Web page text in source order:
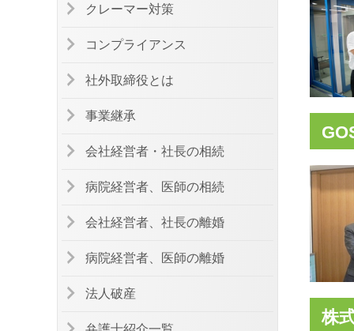
株
クレーマー対策
コンプライアンス
社外取締役とは
事業継承
会社経営者・社長の相続
病院経営者、医師の相続
会社経営者、社長の離婚
病院経営者、医師の離婚
法人破産